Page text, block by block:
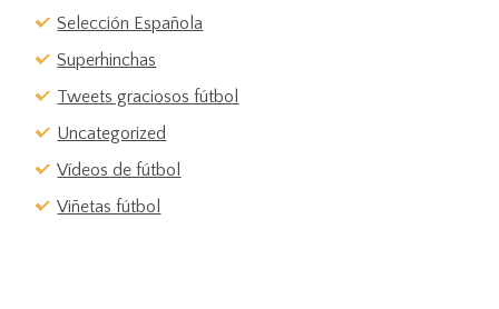
Selección Española
Superhinchas
Tweets graciosos fútbol
Uncategorized
Vídeos de fútbol
Viñetas fútbol